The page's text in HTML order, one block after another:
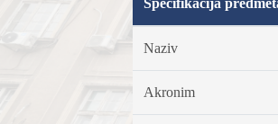
Specifikacija
Naziv
Akronim